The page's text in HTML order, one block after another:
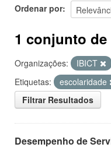
Ordenar por
1 conjunto
Organizações: IBICT
Etiquetas:
escolaridade
Filtrar Resultados
Desempenho de